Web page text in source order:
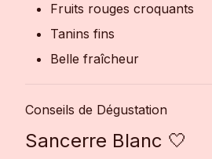
Fruits rouges croquants
Tanins fins
Belle fraîcheur
Conseils de Dégustation
Sancerre Blanc 🤍